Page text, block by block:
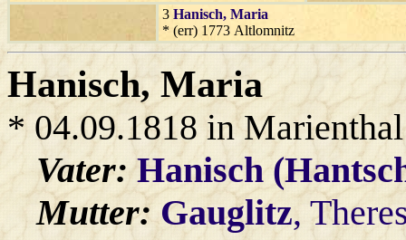
3 Hanisch, Maria
* (err) 1773 Altlomnitz
Hanisch, Maria
* 04.09.1818 in Marienthal
Vater:Hanisch
Mutter:Gauglitz,